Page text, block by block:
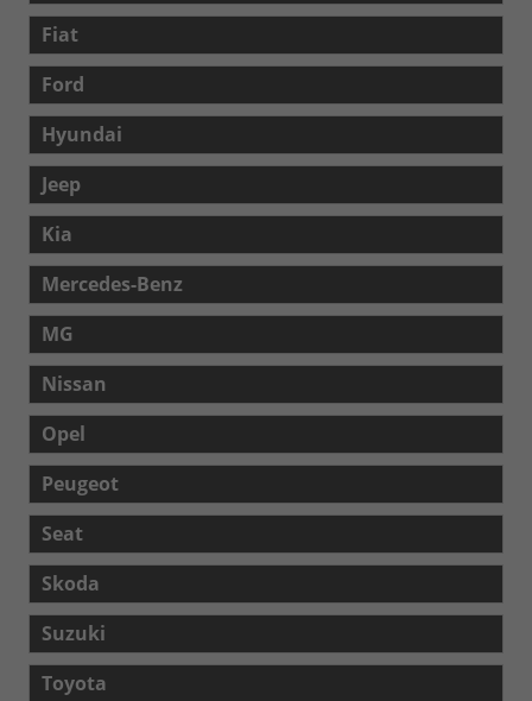
Fiat
Ford
Hyundai
Jeep
Kia
Mercedes-Benz
MG
Nissan
Opel
Peugeot
Seat
Skoda
Suzuki
Toyota